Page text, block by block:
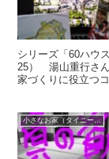
シリーズ「60ハウ
25） 湯山重行さ
家づくりに役立つ
小さなお家（タイニーハウス）で暮らす